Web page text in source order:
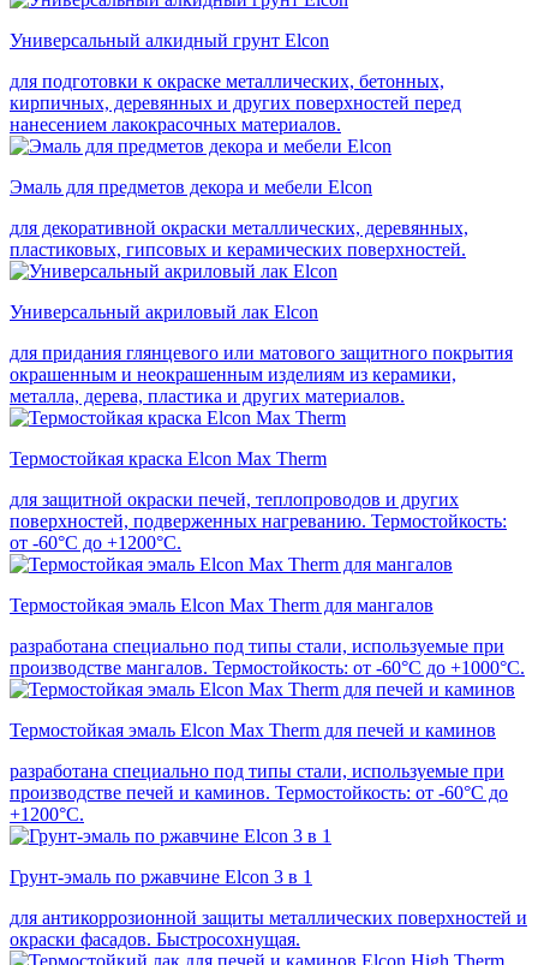
Универсальный алкидный грунт Elcon
для подготовки к окраске металлических, бетонных,
кирпичных, деревянных и других поверхностей перед
нанесением лакокрасочных материалов.
Эмаль для предметов декора и мебели Elcon
для декоративной окраски металлических, деревянных,
пластиковых, гипсовых и керамических поверхностей.
Универсальный акриловый лак Elcon
для придания глянцевого или матового защитного покрытия
окрашенным и неокрашенным изделиям из керамики,
металла, дерева, пластика и других материалов.
Термостойкая краска Elcon Max Therm
для защитной окраски печей, теплопроводов и других
поверхностей, подверженных нагреванию. Термостойкость:
от -60°С до +1200°С.
Термостойкая эмаль Elcon Max Therm для мангалов
разработана специально под типы стали, используемые при
производстве мангалов. Термостойкость: от -60°С до +1000°С.
Термостойкая эмаль Elcon Max Therm для печей и каминов
разработана специально под типы стали, используемые при
производстве печей и каминов. Термостойкость: от -60°С до
+1200°С.
Грунт-эмаль по ржавчине Elcon 3 в 1
для антикоррозионной защиты металлических поверхностей и
окраски фасадов. Быстросохнущая.